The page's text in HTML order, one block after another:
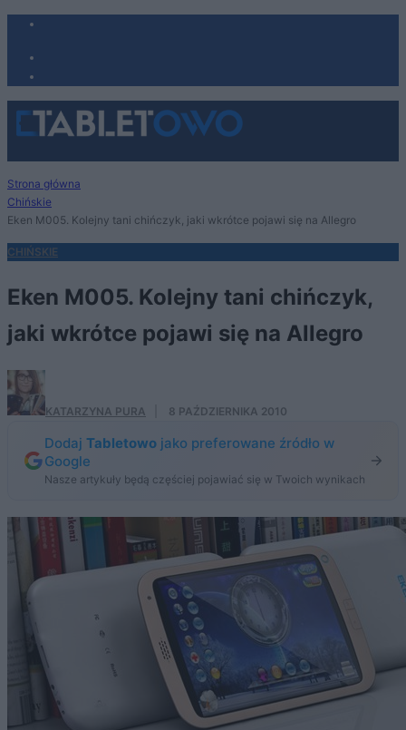
Strona główna
Chińskie
Eken M005. Kolejny tani chińczyk, jaki wkrótce pojawi się na Allegro
CHIŃSKIE
Eken M005. Kolejny tani chińczyk,
jaki wkrótce pojawi się na Allegro
KATARZYNA PURA 8 PAŹDZIERNIKA 2010
Dodaj Tabletowo jako preferowane źródło w
Google
Nasze artykuły będą częściej pojawiać się w Twoich wynikach